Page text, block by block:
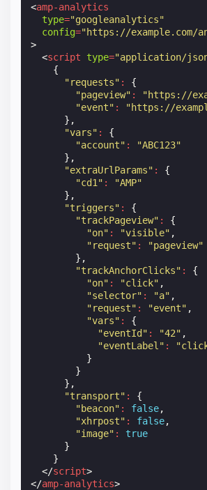
<amp-analytics
type="googleanalytics"
config="https://example.com/
>
<script type="application/
{
"requests" :
{
"pageview" :
"https://
"event" :
"https://
},
"vars" :
{
"account" :
"ABC123"
},
"extraUrlParams" :
{
"cd1" :
"AMP"
},
"triggers" :
{
"trackPageview" :
{
"on" : "visible" ,
"request" :
"pageview"
},
"trackAnchorClicks" :
{
"on" : "click" ,
"selector" : "a" ,
"request" : "event" ,
"vars" :
{
"eventId" : "42" ,
"eventLabel" :
}
}
},
"transport" :
{
"beacon" : false,
"xhrpost" : false,
"image" :
true
}
}
</script>
</amp-analytics>